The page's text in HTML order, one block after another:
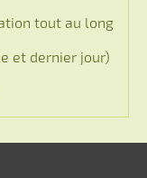
tout au long
et dernier jour)